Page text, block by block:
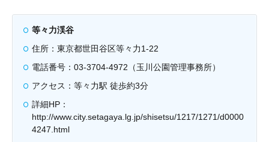
等々力渓谷
住所：東京都世田谷区等々力1-22
電話番号：03-3704-4972（玉川公園管理事務所）
アクセス：等々力駅 徒歩約3分
詳細HP：
http://www.city.setagaya.lg.jp/shisetsu/1217/1271/d0000
4247.html